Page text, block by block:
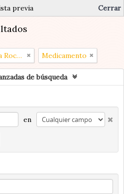
previa Cerrar
Laboratorios F. Hoffmann-La Roche (Paris, Francia) Medicamento
de búsqueda
en